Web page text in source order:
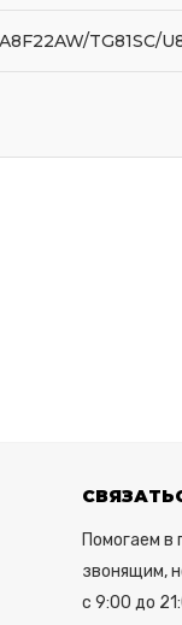
TG81SC/
Помогаем в
звонящим,
с 9:00 до